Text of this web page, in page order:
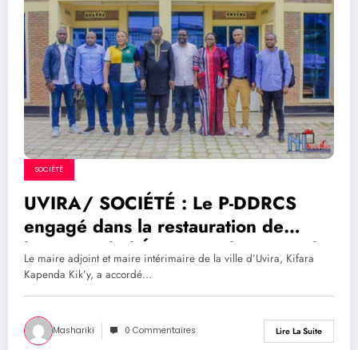
SOCIÉTÉ
UVIRA/ SOCIÉTÉ : Le P-DDRCS
engagé dans la restauration de
l’autorité de l’État après le retrait de
l’AFC-M23
Le maire adjoint et maire intérimaire de la ville d’Uvira, Kifara
Kapenda Kik’y, a accordé…
Mashariki 0 Commentaires Lire La Suite